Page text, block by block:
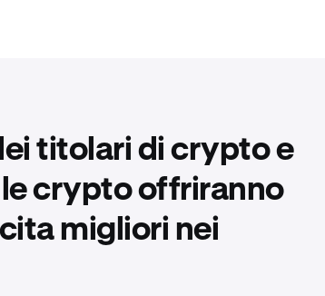
titolari di crypto e
crypto offriranno
migliori nei